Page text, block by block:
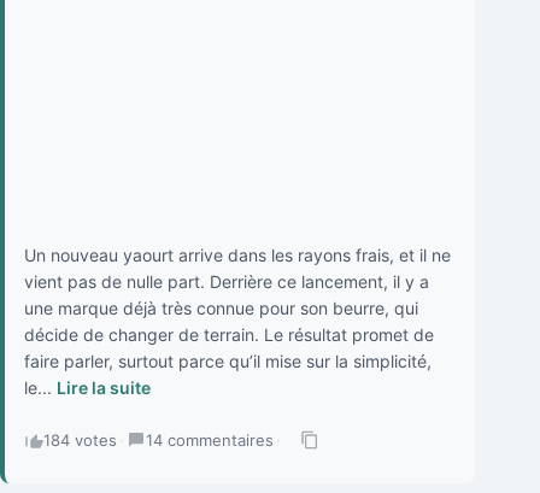
Un nouveau yaourt arrive dans les rayons frais, et il ne
vient pas de nulle part. Derrière ce lancement, il y a
une marque déjà très connue pour son beurre, qui
décide de changer de terrain. Le résultat promet de
faire parler, surtout parce qu’il mise sur la simplicité,
le... Lire la suite
184 votes · 14 commentaires ·